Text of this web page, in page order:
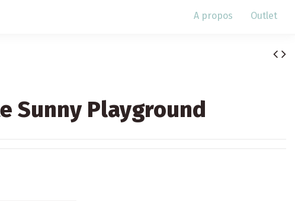
Outlet
A propos
Sunny Playground